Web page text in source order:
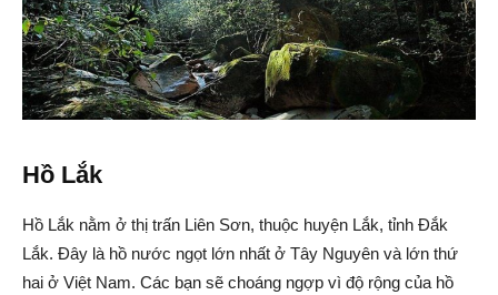
Hồ Lắk
Hồ Lắk nằm ở thị trấn Liên Sơn, thuộc huyện Lắk, tỉnh Đắk
Lắk. Đây là hồ nước ngọt lớn nhất ở Tây Nguyên và lớn thứ
hai ở Việt Nam. Các bạn sẽ choáng ngợp vì độ rộng của hồ